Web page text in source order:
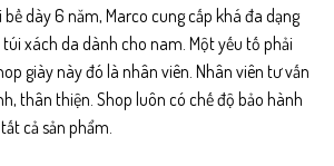
dày 6 năm, Marco cung cấp khá đa dạng
xách da dành cho nam. Một yếu tố phải
giày này đó là nhân viên. Nhân viên tư vấn
thân thiện. Shop luôn có chế độ bảo hành
cả sản phẩm.